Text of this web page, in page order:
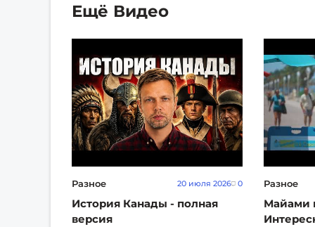
Ещё Видео
Разное 20 июля 2026 0
История Канады - полная
версия
Разное
Майами